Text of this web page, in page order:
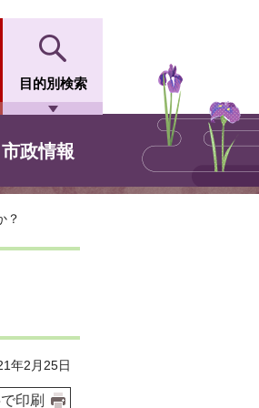
目的別検索
市政情報
？
年2月25日
印刷